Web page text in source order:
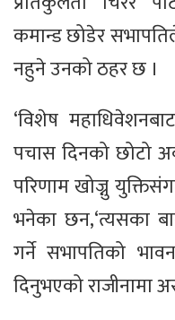
कमान्ड छोडेर
नहुने उनको ठहर छ ।
‘विशेष
पचास दिनको छोटो
परिणाम खोज्नु
भनेका छन,‘त्यसका
गर्ने सभापतिको
दिनुभएको राजीनामा